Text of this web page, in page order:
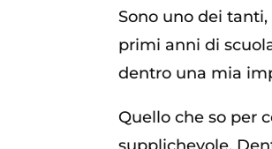
Sono uno dei
primi anni di
dentro una mia
Quello che so per